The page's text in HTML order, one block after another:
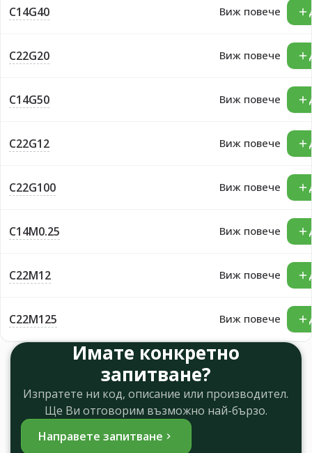
C14G40 Виж повече
C22G20 Виж повече
C14G50 Виж повече
C22G12 Виж повече
C22G100 Виж повече
C14M0.25 Виж повече
C22M12 Виж повече
C22M125 Виж повече
Имате конкретно
запитване?
Изпратете ни код, описание или производител.
Ще Ви отговорим възможно най-бързо.
Направете запитване